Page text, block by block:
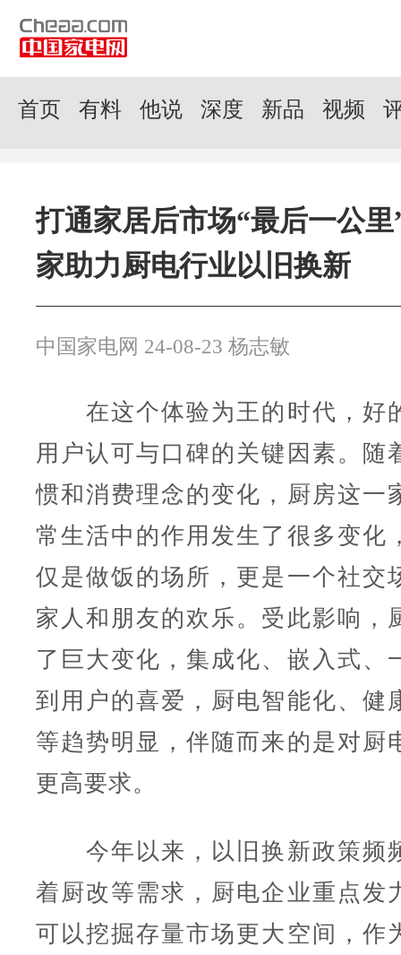
首页 有料 他说 深度 新品 视频
打通家居后市场“最后一公
家助力厨电行业以旧换新
中国家电网 24-08-23 杨志敏
在这个体验为王的时代，好
用户认可与口碑的关键因素。随
惯和消费理念的变化，厨房这一
常生活中的作用发生了很多变化
仅是做饭的场所，更是一个社交
家人和朋友的欢乐。受此影响，
了巨大变化，集成化、嵌入式、
到用户的喜爱，厨电智能化、健
等趋势明显，伴随而来的是对厨
更高要求。
今年以来，以旧换新政策频
着厨改等需求，厨电企业重点发
可以挖掘存量市场更大空间，作